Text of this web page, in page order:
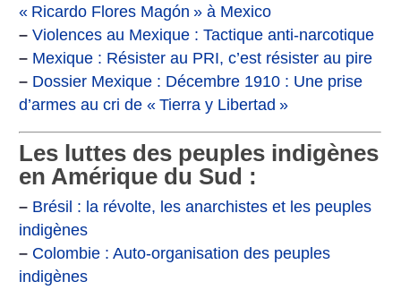
« Ricardo Flores Magón » à Mexico
– Violences au Mexique : Tactique anti-narcotique
– Mexique : Résister au PRI, c’est résister au pire
– Dossier Mexique : Décembre 1910 : Une prise
d’armes au cri de « Tierra y Libertad »
Les luttes des peuples indigènes
en Amérique du Sud :
– Brésil : la révolte, les anarchistes et les peuples
indigènes
– Colombie : Auto-organisation des peuples
indigènes